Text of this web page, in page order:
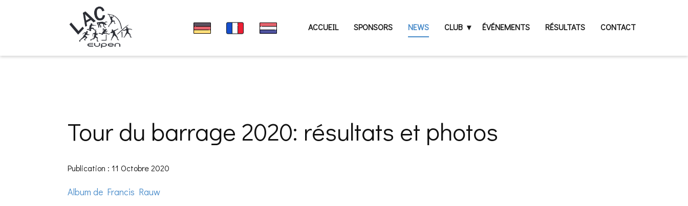
ACCUEIL SPONSORS NEWS CLUB ÉVÉNEMENTS RÉSULTATS CONTACT
Tour du barrage 2020: résultats et photos
Publication : 11 Octobre 2020
Album de Francis Rauw